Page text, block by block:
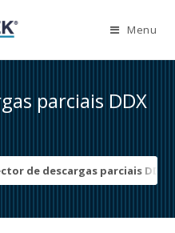
Menu
parciais DDX
de descargas parciais DDX